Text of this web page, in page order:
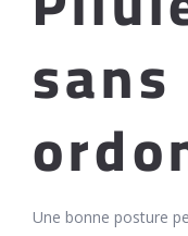
sans
Une bonne posture